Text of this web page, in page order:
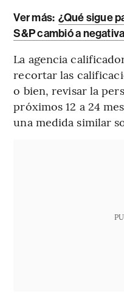
Ver más: ¿Qué sigue
S&P cambió a
La agencia
recortar las
o bien, revisar la
próximos 12 a 24
una medida similar